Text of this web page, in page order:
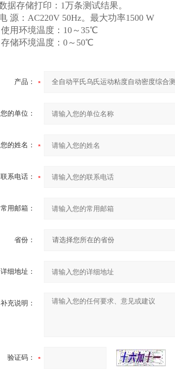
存储打印：1万条测试结果。
：AC220V 50Hz。最大功率1500 W
环境温度：10～35℃
环境温度：0～50℃
产品：
您的单位：
您的姓名：
联系电话：
常用邮箱：
省份：
详细地址：
补充说明：
验证码：